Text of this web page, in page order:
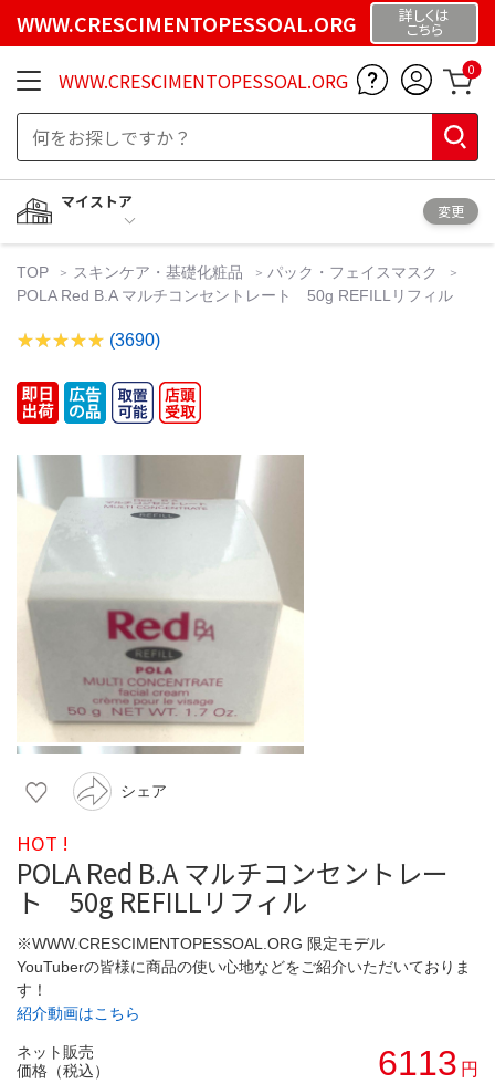
WWW.CRESCIMENTOPESSOAL.ORG 詳しくは
こちら
WWW.CRESCIMENTOPESSOAL.ORG 0
マイストア
変更
TOP スキンケア・基礎化粧品
パック・フェイスマスク
POLA Red B.A マルチコンセントレート 50g REFILLリフィル
(3690)
シェア
HOT !
POLA Red B.A マルチコンセントレー
ト 50g REFILLリフィル
※WWW.CRESCIMENTOPESSOAL.ORG 限定モデル
YouTuberの皆様に商品の使い心地などをご紹介いただいておりま
す！
紹介動画はこちら
ネット販売
価格（税込）
6113 円